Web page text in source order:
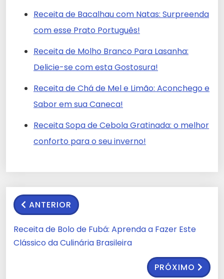
Receita de Bacalhau com Natas: Surpreenda
com esse Prato Português!
Receita de Molho Branco Para Lasanha:
Delicie-se com esta Gostosura!
Receita de Chá de Mel e Limão: Aconchego e
Sabor em sua Caneca!
Receita Sopa de Cebola Gratinada: o melhor
conforto para o seu inverno!
ANTERIOR
Receita de Bolo de Fubá: Aprenda a Fazer Este
Clássico da Culinária Brasileira
PRÓXIMO